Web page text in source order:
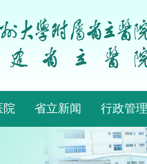
院 省立新闻 行政管理